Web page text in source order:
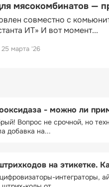
мясокомбинатов —
совместно с
ИТ» И вот момент...
25 марта '26
- можно ли
Вопрос не срочной, но
добавка на...
на этикетке.
интеграторы,